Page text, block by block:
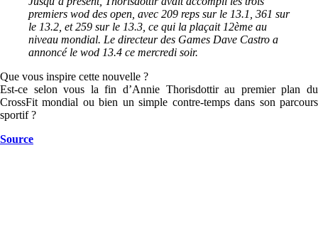
premiers wod des open, avec 209 reps sur le 13.1, 361 sur
le 13.2, et 259 sur le 13.3, ce qui la plaçait 12ème au
niveau mondial. Le directeur des Games Dave Castro a
annoncé le wod 13.4 ce mercredi soir.
Que vous inspire cette nouvelle ?
Est-ce selon vous la fin d’Annie Thorisdottir au premier plan du
CrossFit mondial ou bien un simple contre-temps dans son parcours
sportif ?
Source